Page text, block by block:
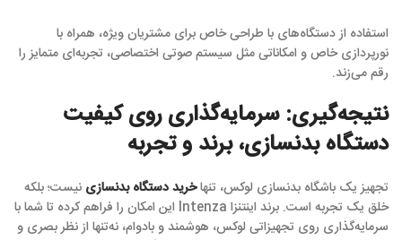
استفاده از دستگاه‌های با طراحی خاص برای مشتریان ویژه، همراه با
نورپردازی خاص و امکاناتی مثل سیستم صوتی اختصاصی، تجربه‌ای متمایز را
رقم می‌زند.
نتیجه‌گیری: سرمایه‌گذاری روی کیفیت
دستگاه بدنسازی، برند و تجربه
تجهیز یک باشگاه بدنسازی لوکس، تنهاخرید دستگاه بدنسازی نیست؛ بلکه
خلق یک تجربه‌ است. برند اینتنزا Intenza این امکان را فراهم کرده تا شما با
سرمایه‌گذاری روی تجهیزاتی لوکس، هوشمند و بادوام، نه‌تنها از نظر بصری و